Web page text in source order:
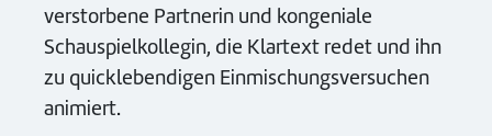
verstorbene Partnerin und kongeniale
Schauspielkollegin, die Klartext redet und ihn
zu quicklebendigen Einmischungsversuchen
animiert.